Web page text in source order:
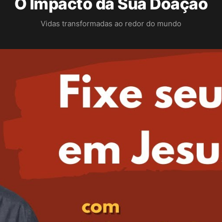
Vidas transformadas ao redor do mundo